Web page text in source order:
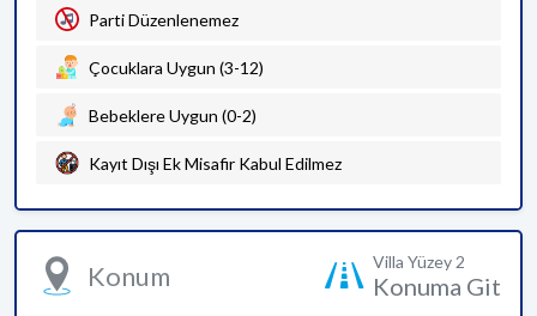
Parti Düzenlenemez
Çocuklara Uygun (3-12)
Bebeklere Uygun (0-2)
Kayıt Dışı Ek Misafir Kabul Edilmez
Konum Villa Yüzey 2
Konuma Git